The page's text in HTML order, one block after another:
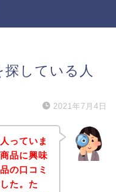
している人
2021年7月4日
っていま
品に興味
の口コミ
た。た